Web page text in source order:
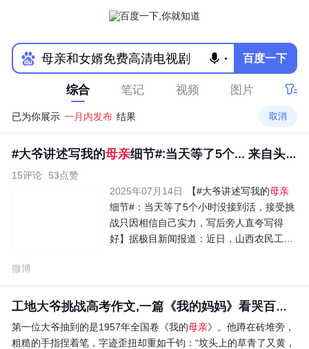
百度一下
综合 笔记 视频 图片
已为你展示 一月内发布 结果 取消
#大爷讲述写我的母亲细节#:当天等了5个... 来自头条...
15评论
53点赞
2025年07月14日
【#大爷讲述写我的母亲
细节#：当天等了5个小时没接到活，接受挑
战只因相信自己实力，写后旁人直夸写得
好】据极目新闻报道：近日，山西农民工安
微博
工地大爷挑战高考作文,一篇《我的妈妈》看哭百万网友...
第一位大爷抽到的是1957年全国卷《我的母亲》。他蹲在砖堆旁，
粗糙的手指捏着笔，字迹歪扭却重如千钧：“坟头上的草青了又黄，